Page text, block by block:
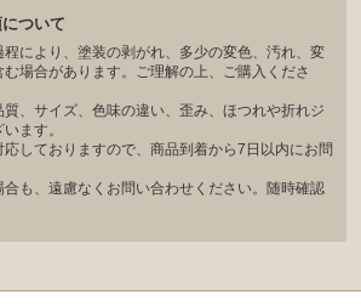
ついて
程により、塗装の剥がれ、多少の変色、汚れ、変
場合があります。ご理解の上、ご購入くださ
質、サイズ、色味の違い、歪み、ほつれや折れジ
ます。
応しておりますので、商品到着から7日以内にお問
合も、遠慮なくお問い合わせください。随時確認